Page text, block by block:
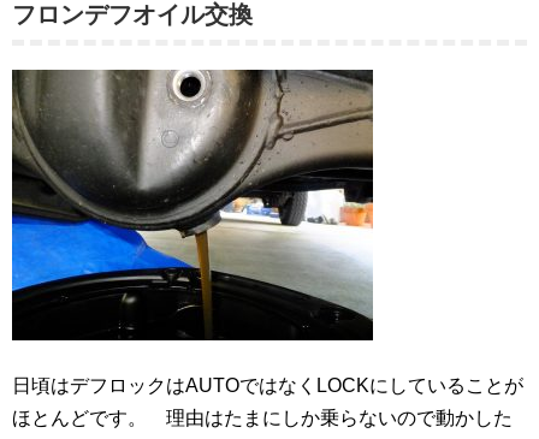
フロンデフオイル交換
日頃はデフロックはAUTOではなくLOCKにしていることが
ほとんどです。 理由はたまにしか乗らないので動かした